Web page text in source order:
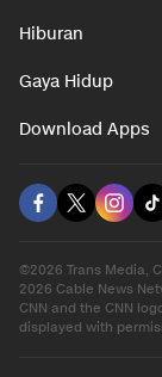
Hiburan
Gaya Hidup
Download Apps
©2026 Trans Media,
2026 Cable News
CNN and the CNN
displayed with